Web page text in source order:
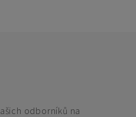
odborníků na